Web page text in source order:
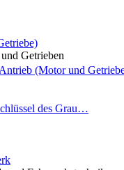
Getrieben
(Motor und
des Grau…